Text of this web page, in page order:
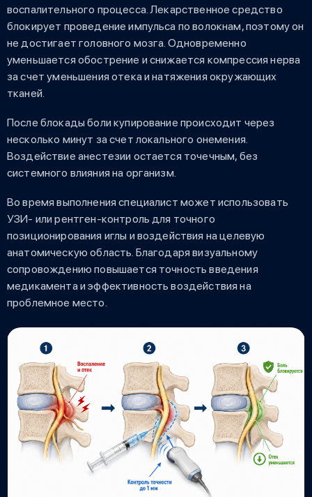
воспалительного процесса. Лекарственное средство
блокирует проведение импульса по волокнам, поэтому он
не достигает головного мозга. Одновременно
уменьшается обострение и снижается компрессия нерва
за счет уменьшения отека и натяжения окружающих
тканей.
После блокады боли купирование происходит через
несколько минут за счет локального онемения.
Воздействие анестезии остается точечным, без
системного влияния на организм.
Во время выполнения специалист может использовать
УЗИ- или рентген-контроль для точного
позиционирования иглы и воздействия на целевую
анатомическую область. Благодаря визуальному
сопровождению повышается точность введения
медикамента и эффективность воздействия на
проблемное место.